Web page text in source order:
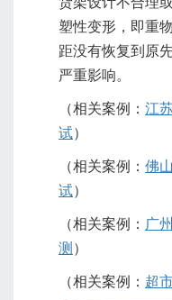
塑性变形，即重
距没有恢复到原
严重影响。
（相关案例： 江
试）
（相关案例： 佛
试）
（相关案例： 广
测 ）
（相关案例： 超